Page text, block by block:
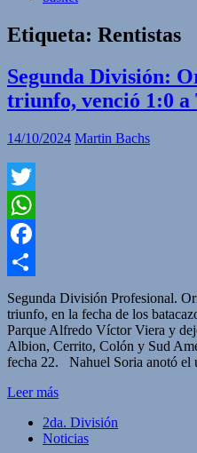
Etiqueta: Rentistas
Segunda División:
triunfo, venció 1:0 a
14/10/2024 Martin Bachs
Twitter
WhatsApp
Facebook
Compartir
Segunda División Profesional.
triunfo, en la fecha de los
Parque Alfredo Víctor Viera y
Albion, Cerrito, Colón y Sud
fecha 22. Nahuel Soria anotó el
Leer más
2da. División
Noticias